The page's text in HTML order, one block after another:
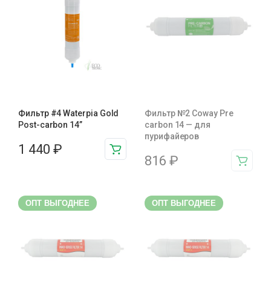
Фильтр #4 Waterpia Gold
Post-carbon 14”
1 440 ₽
Фильтр №2 Coway Pre
carbon 14 — для
пурифайеров
816 ₽
ОПТ ВЫГОДНЕЕ ОПТ ВЫГОДНЕЕ